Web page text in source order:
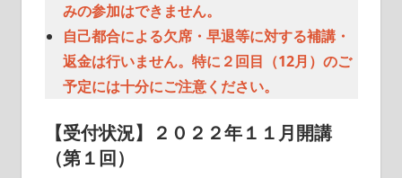
みの参加はできません。
自己都合による欠席・早退等に対する補講・
返金は行いません。特に２回目（12月）のご
予定には十分にご注意ください。
【受付状況】
２０２２年１１月開講
（第１回）